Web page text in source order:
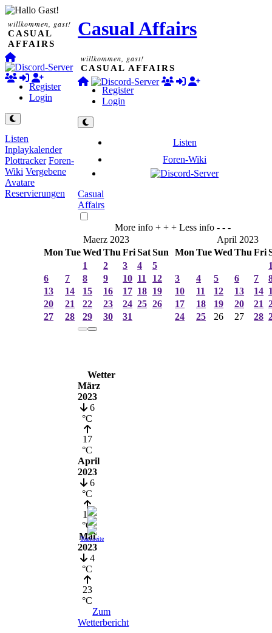
willkommen, gast!
CASUAL
AFFAIRS
Register
Login
Listen
Inplaykalender
Plottracker Foren-
Wiki Vergebene
Avatare
Reservierungen
Casual Affairs
willkommen, gast!
CASUAL AFFAIRS
Register
Login
Listen
Foren-Wiki
Casual
Affairs
More info + + + Less info - - -
Maerz 2023
Mon TueWed Thu FriSatSun
1
2 3 4
5
6
7 8 9 10 11
12
13
14 15 16 17 18 19
20
21 22 23 24 25 26
27
28 29 30 31
April 2023
Mon TueWed Thu Fri
3
4 5 6 7
10
11 12 13 14
17
18 19 20 21
24
25 26 27 28
Wetter
März
2023
6
°C
17
°C
April
2023
6
°C
19
°C
Mai
2023
4
°C
23
°C
Zum
Wetterbericht
Teamseite